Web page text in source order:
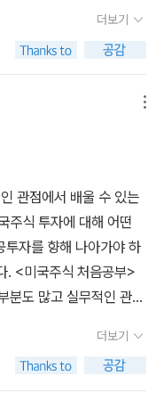
격 요건에도 영향을 미
도 즉각 매도를 고민한
한 후 매도를 결정해야
면 미국주식시장은 하락
컸다. 이를 ‘짧은 하락
~2020년 6월 30일까지
의 상승)이고, 베어 마
다. 따라서, 위대한 기
을 믿고 기다리면 더 큰
크게 도움이 된다. 환율
또는 매수)한다는 증권
기해야 할까 고민했던
줍니다. 이를 통해 자신
주식 처음투자 책은 국
는 분들이 읽기 참 좋은
잘 이끌어 줍니다.
하라고 하면 어려운 수
때문인지 몰라도 어렵
점이라면
종목을 산 A 씨는 얼
들에게 주식 투자를 권
이라면 이미 미국 주식
를 해 본 경험이 있을
트가 있을 것이고 작년
불필요한 말은 하지 않
한 정보를 담았다. ETF
있고 타이밍을 잡기 위
리티 등 가장 기본적인
기 때문에 사용법도 간
터 상세 사용법 등을 설
년째 제자리걸음을 하
기 업들의 결정으로 피
한 기울어진 운동장. 이
미국주식의 매력에 빠
준의 주가는 50%나 하
당시보다 올랐기에 원화
니다. 환율이 일종의
서 얻게 된 공동된 메시
이 점점 더 풀리며 자연
없다.‘라는 사실이었어
P63경기에 상관없이
된 섹터를 ‘경기 방어 섹
스케어가 대표적인 섹터
수익을 내지는 못 하지
매 원칙을 세우는 게 중
더보기
관점에서 배울 수 있는
주식 투자에 대해 어떤
투자를 향해 나아가야 하
. <미국주식 처음공부>
분도 많고 실무적인 관점
차이나 투자 방식, 관리
지기도 할 것이다. ​<미
해외 주식 투자에 있어서
더보기